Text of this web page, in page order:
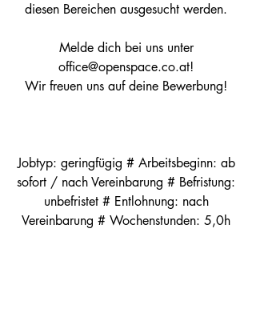
diesen Bereichen ausgesucht werden.
Melde dich bei uns unter
office@openspace.co.at!
Wir freuen uns auf deine Bewerbung!
Jobtyp: geringfügig # Arbeitsbeginn: ab
sofort / nach Vereinbarung # Befristung:
unbefristet # Entlohnung: nach
Vereinbarung # Wochenstunden: 5,0h